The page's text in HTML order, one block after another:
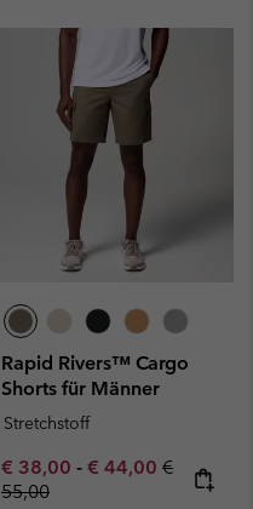
Rapid Rivers™ Cargo
Shorts für Männer
Stretchstoff
Minimum sale price:
€ 38,00 - Maximum sale
€ 44,00 Regular
€
55,00